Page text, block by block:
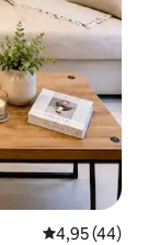
Միջին
4,95 (44)